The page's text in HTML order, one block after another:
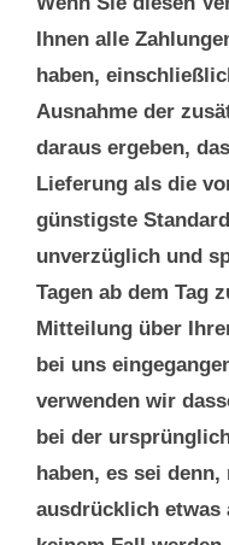
Ihnen alle
haben,
Ausnahme der
daraus ergeben,
Lieferung als die
günstigste
unverzüglich und
Tagen ab dem Tag
Mitteilung über
bei uns
verwenden wir
bei der
haben, es sei
ausdrücklich etwas